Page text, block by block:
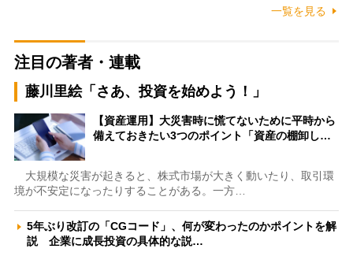
一覧を見る
注目の著者・連載
藤川里絵「さあ、投資を始めよう！」
【資産運用】大災害時に慌てないために平時から
備えておきたい3つのポイント「資産の棚卸し…
大規模な災害が起きると、株式市場が大きく動いたり、取引環
境が不安定になったりすることがある。一方…
5年ぶり改訂の「CGコード」、何が変わったのかポイントを解
説 企業に成長投資の具体的な説…